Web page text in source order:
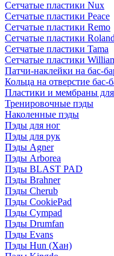
Сетчатые пластики Nux
Сетчатые пластики Peace
Сетчатые пластики Remo
Сетчатые пластики Roland
Сетчатые пластики Tama
Сетчатые пластики
Патчи-наклейки на бас-
Кольца на отверстие бас-
Пластики и мембраны
Тренировочные пэды
Наколенные пэды
Пэды для ног
Пэды для рук
Пэды Agner
Пэды Arborea
Пэды BLAST PAD
Пэды Brahner
Пэды Cherub
Пэды CookiePad
Пэды Cympad
Пэды Drumfan
Пэды Evans
Пэды Hun (Хан)